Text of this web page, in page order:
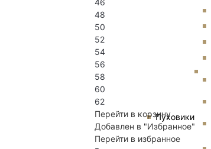
Пуховики
46
48
50
52
54
56
58
60
62
Перейти в корзину
Добавлен в "Избранное"
Перейти в избранное